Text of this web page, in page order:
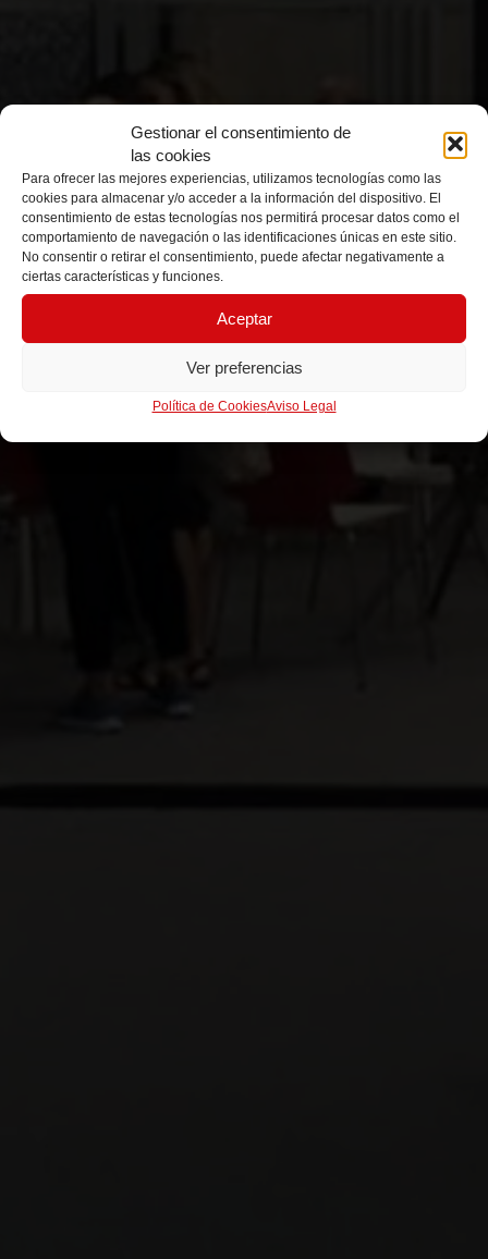
Gestionar el consentimiento de
las cookies
Para ofrecer las mejores experiencias, utilizamos tecnologías como las
cookies para almacenar y/o acceder a la información del dispositivo. El
consentimiento de estas tecnologías nos permitirá procesar datos como el
comportamiento de navegación o las identificaciones únicas en este sitio.
No consentir o retirar el consentimiento, puede afectar negativamente a
ciertas características y funciones.
Aceptar
Ver preferencias
Política de CookiesAviso Legal
MIMAS